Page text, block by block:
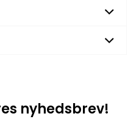
nyhedsbrev!